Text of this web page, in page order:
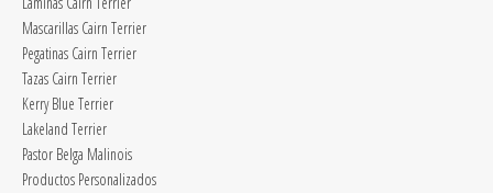
Mascarillas Cairn Terrier
Pegatinas Cairn Terrier
Tazas Cairn Terrier
Kerry Blue Terrier
Lakeland Terrier
Pastor Belga Malinois
Productos Personalizados